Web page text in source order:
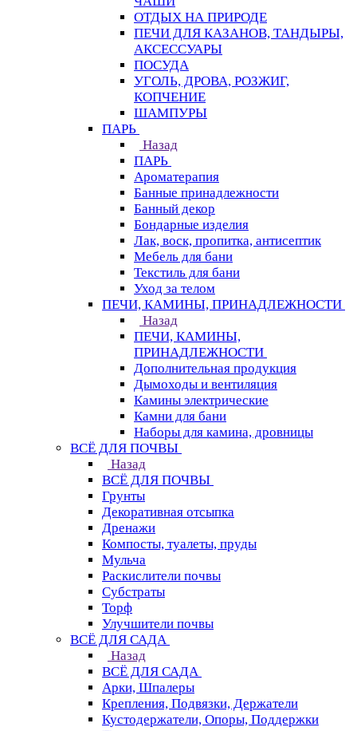
ОТДЫХ НА ПРИРОДЕ
ПЕЧИ ДЛЯ КАЗАНОВ, ТАНДЫРЫ,
АКСЕССУАРЫ
ПОСУДА
УГОЛЬ, ДРОВА, РОЗЖИГ,
КОПЧЕНИЕ
ШАМПУРЫ
ПАРЬ
Назад
ПАРЬ
Ароматерапия
Банные принадлежности
Банный декор
Бондарные изделия
Лак, воск, пропитка, антисептик
Мебель для бани
Текстиль для бани
Уход за телом
ПЕЧИ, КАМИНЫ, ПРИНАДЛЕЖНОСТИ
Назад
ПЕЧИ, КАМИНЫ,
ПРИНАДЛЕЖНОСТИ
Дополнительная продукция
Дымоходы и вентиляция
Камины электрические
Камни для бани
Наборы для камина, дровницы
ВСЁ ДЛЯ ПОЧВЫ
Назад
ВСЁ ДЛЯ ПОЧВЫ
Грунты
Декоративная отсыпка
Дренажи
Компосты, туалеты, пруды
Мульча
Раскислители почвы
Субстраты
Торф
Улучшители почвы
ВСЁ ДЛЯ САДА
Назад
ВСЁ ДЛЯ САДА
Арки, Шпалеры
Крепления, Подвязки, Держатели
Кустодержатели, Опоры, Поддержки